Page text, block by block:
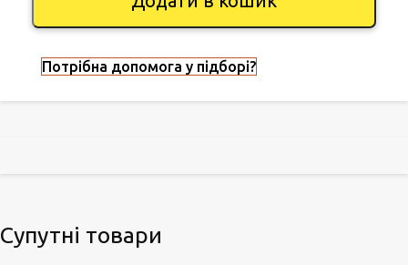
Потрібна допомога у підборі?
Супутні товари